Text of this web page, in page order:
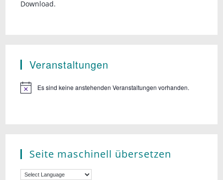
Download.
Veranstaltungen
Es sind keine anstehenden Veranstaltungen vorhanden.
Seite maschinell übersetzen